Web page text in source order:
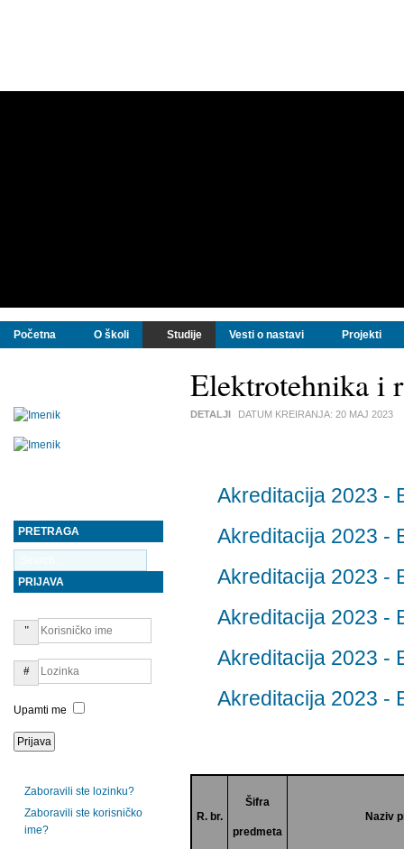
Početna O školi Studije Vesti o nastavi Projekti
Elektrotehnika i
DETALJI DATUM KREIRANJA: 20 MAJ 2023
Akreditacija 2023 -
Akreditacija 2023 -
Akreditacija 2023 -
Akreditacija 2023 -
Akreditacija 2023 -
Akreditacija 2023 -
R. br.
Šifra
predmeta
Naziv
PRETRAGA
PRIJAVA
Upamti me
Zaboravili ste lozinku?
Zaboravili ste korisničko
ime?